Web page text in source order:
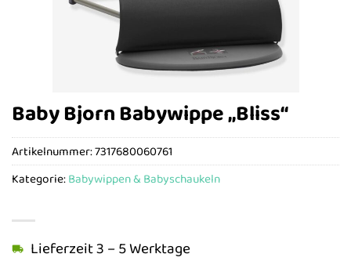
Baby Bjorn Babywippe „Bliss“
Lieferzeit 3 – 5 Werktage
Artikelnummer:7317680060761
Kategorie:Babywippen & Babyschaukeln